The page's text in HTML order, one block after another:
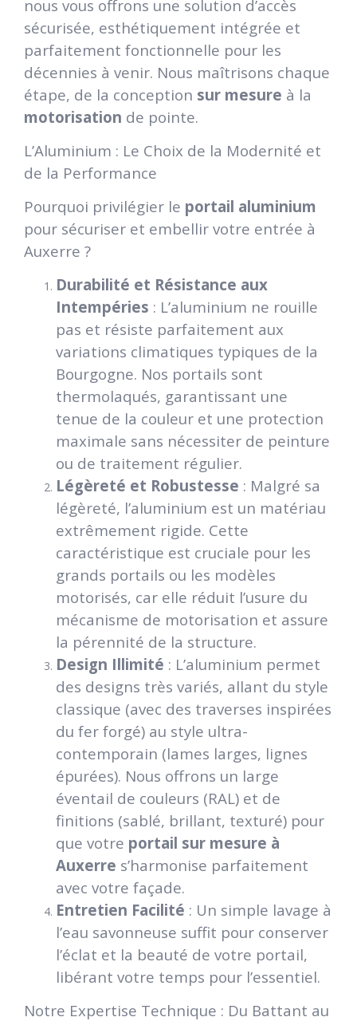
nous vous offrons une solution d’accès
sécurisée, esthétiquement intégrée et
parfaitement fonctionnelle pour les
décennies à venir. Nous maîtrisons chaque
étape, de la conception sur mesure à la
motorisation de pointe.
L’Aluminium : Le Choix de la Modernité et
de la Performance
Pourquoi privilégier le portail aluminium
pour sécuriser et embellir votre entrée à
Auxerre ?
Durabilité et Résistance aux
Intempéries : L’aluminium ne rouille
pas et résiste parfaitement aux
variations climatiques typiques de la
Bourgogne. Nos portails sont
thermolaqués, garantissant une
tenue de la couleur et une protection
maximale sans nécessiter de peinture
ou de traitement régulier.
Légèreté et Robustesse : Malgré sa
légèreté, l’aluminium est un matériau
extrêmement rigide. Cette
caractéristique est cruciale pour les
grands portails ou les modèles
motorisés, car elle réduit l’usure du
mécanisme de motorisation et assure
la pérennité de la structure.
Design Illimité : L’aluminium permet
des designs très variés, allant du style
classique (avec des traverses inspirées
du fer forgé) au style ultra-
contemporain (lames larges, lignes
épurées). Nous offrons un large
éventail de couleurs (RAL) et de
finitions (sablé, brillant, texturé) pour
que votre portail sur mesure à
Auxerre s’harmonise parfaitement
avec votre façade.
Entretien Facilité : Un simple lavage à
l’eau savonneuse suffit pour conserver
l’éclat et la beauté de votre portail,
libérant votre temps pour l’essentiel.
Notre Expertise Technique : Du Battant au